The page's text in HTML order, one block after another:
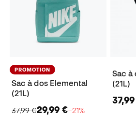
PROMOTION
Sac à dos Elemental
(21L)
37,99 €29,99 €−21%
Sac à
(21L)